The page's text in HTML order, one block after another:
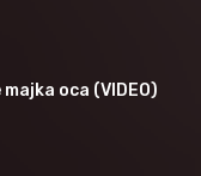
oca (VIDEO)